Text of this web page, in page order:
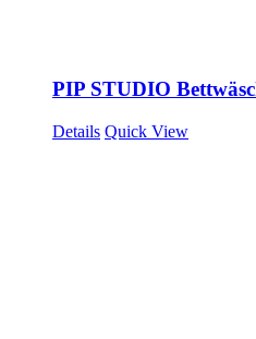
PIP STUDIO
Details Quick View